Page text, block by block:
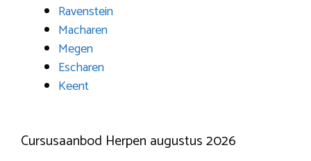
Ravenstein
Macharen
Megen
Escharen
Keent
Cursusaanbod Herpen augustus 2026